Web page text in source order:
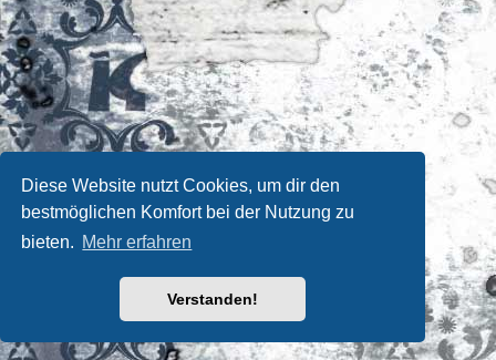
Diese Website nutzt Cookies, um dir den
bestmöglichen Komfort bei der Nutzung zu
bieten. Mehr erfahren
Verstanden!